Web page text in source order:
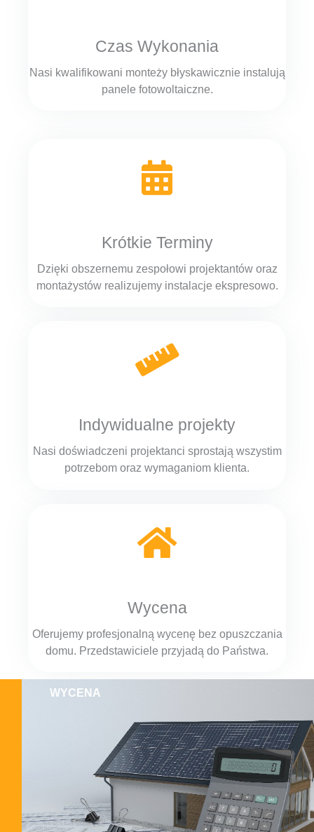
Czas Wykonania
Nasi kwalifikowani monteży błyskawicznie instalują
panele fotowoltaiczne.
Krótkie Terminy
Dzięki obszernemu zespołowi projektantów oraz
montażystów realizujemy instalacje ekspresowo.
Indywidualne projekty
Nasi doświadczeni projektanci sprostają wszystim
potrzebom oraz wymaganiom klienta.
Wycena
Oferujemy profesjonalną wycenę bez opuszczania
domu. Przedstawiciele przyjadą do Państwa.
WYCENA